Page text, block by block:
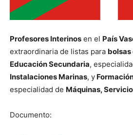
Profesores Interinos en el País
extraordinaria de listas para bolsas
Educación Secundaria,
Instalaciones Marinas, y
especialidad de Máquinas,
Documento: